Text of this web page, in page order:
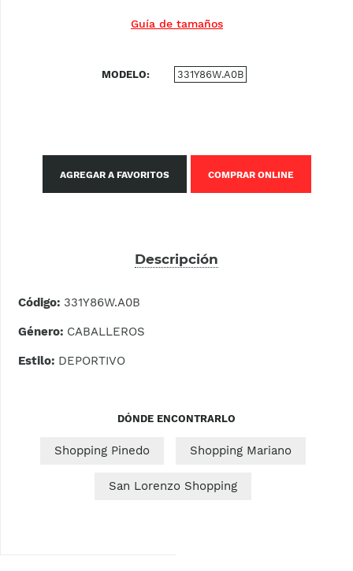
Guía de tamaños
MODELO 331Y86W.A0B
AGREGAR A FAVORITOS COMPRAR ONLINE
Descripción
Código: 331Y86W.A0B
Género: CABALLEROS
Estilo: DEPORTIVO
DÓNDE ENCONTRARLO
Shopping Pinedo Shopping Mariano
San Lorenzo Shopping